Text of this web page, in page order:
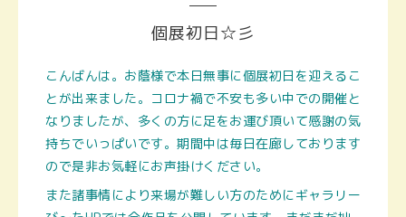
個展初日☆彡
こんばんは。お蔭様で本日無事に個展初日を迎えるこ
とが出来ました。コロナ禍で不安も多い中での開催と
なりましたが、多くの方に足をお運び頂いて感謝の気
持ちでいっぱいです。期間中は毎日在廊しております
ので是非お気軽にお声掛けください。
また諸事情により来場が難しい方のためにギャラリー